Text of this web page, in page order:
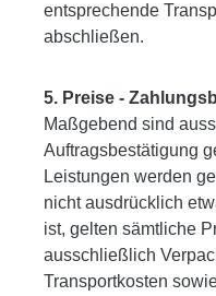
entsprechende
abschließen.
5. Preise -
Maßgebend sind
Auftragsbestätigung
Leistungen werden
nicht ausdrücklich
ist, gelten sämtliche
ausschließlich
Transportkosten